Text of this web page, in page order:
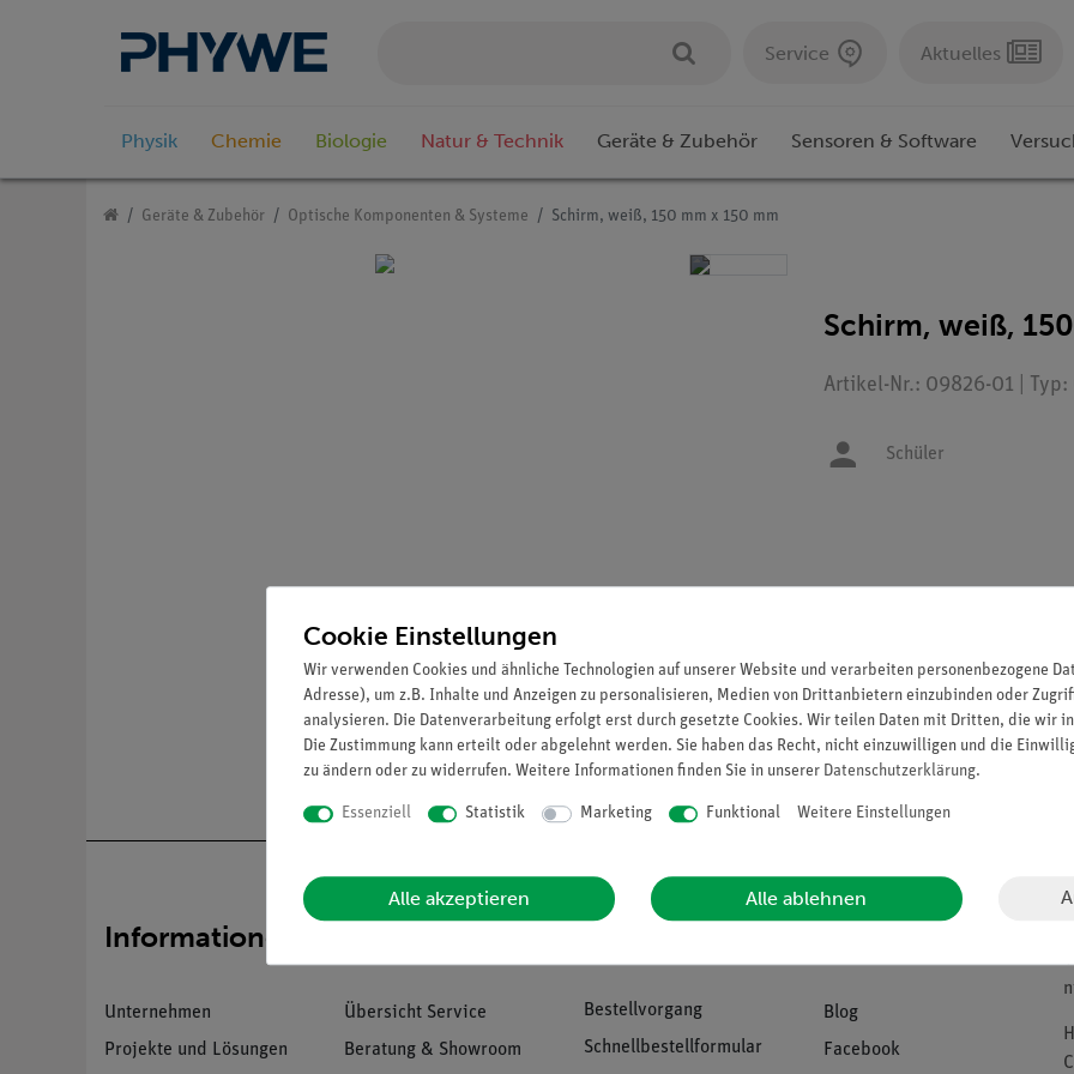
Service Aktuelles
Physik Chemie Biologie Natur & Technik Geräte & Zubehör Sensoren & Software
Geräte & Zubehör Optische Komponenten & Systeme Schirm, weiß, 150 mm x 150 mm
Schirm, weiß,
Artikel-Nr.: 09826-01 | Typ:
Schüler
Informationen
Unternehmen
Projekte und Lösungen
Übersicht Service
Beratung & Showroom
Download &
Bestellvorgang
Schnellbestellformular
Blog
Facebook
Cookie Einstellungen
Wir verwenden Cookies und ähnliche Technologien auf unserer Website und verarbeiten personenbezogene
Adresse), um z.B. Inhalte und Anzeigen zu personalisieren, Medien von Drittanbietern einzubinden oder
analysieren. Die Datenverarbeitung erfolgt erst durch gesetzte Cookies. Wir teilen Daten mit Dritten, die wir
Die Zustimmung kann erteilt oder abgelehnt werden. Sie haben das Recht, nicht einzuwilligen und die
zu ändern oder zu widerrufen. Weitere Informationen finden Sie in unserer Daten­schutz­erklärung.
Essenziell Statistik Marketing Funktional Weitere Einstellungen
Alle akzeptieren Alle ablehnen